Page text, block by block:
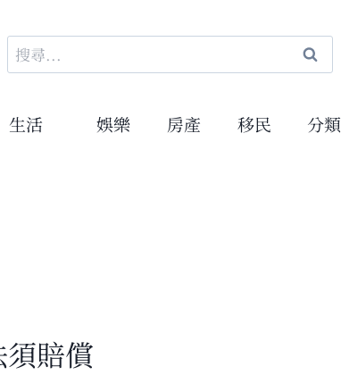
搜
尋
鍵
生活 娛樂 房產 移民 分類
賠償